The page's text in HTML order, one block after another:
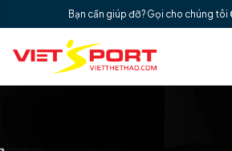
Bạn cần giúp đỡ? Gọi cho chúng tôi